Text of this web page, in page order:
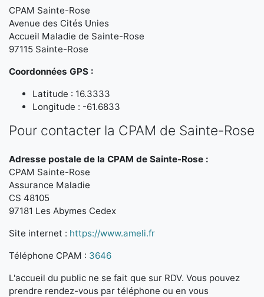
CPAM Sainte-Rose
Avenue des Cités Unies
Accueil Maladie de Sainte-Rose
97115 Sainte-Rose
Coordonnées GPS :
Latitude : 16.3333
Longitude : -61.6833
Pour contacter la CPAM de Sainte-Rose
Adresse postale de la CPAM de Sainte-Rose :
CPAM Sainte-Rose
Assurance Maladie
CS 48105
97181 Les Abymes Cedex
Site internet : https://www.ameli.fr
Téléphone CPAM : 3646
L'accueil du public ne se fait que sur RDV. Vous pouvez
prendre rendez-vous par téléphone ou en vous